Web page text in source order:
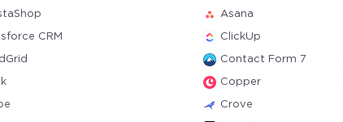
CRM
Asana
ClickUp
Contact Form 7
Copper
Crove